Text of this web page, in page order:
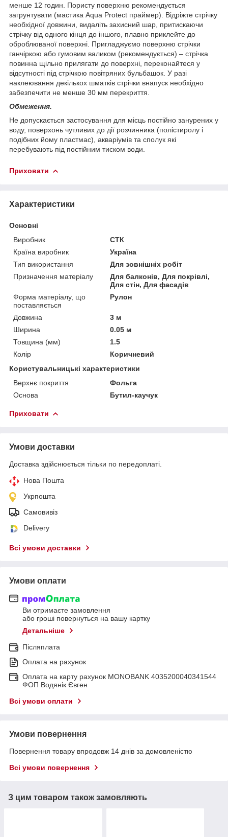
менше 12 годин. Пористу поверхню рекомендується
загрунтувати (мастика Aqua Protect праймер). Відріжте стрічку
необхідної довжини, видаліть захисний шар, притискаючи
стрічку від одного кінця до іншого, плавно приклейте до
оброблюваної поверхні. Пригладжуємо поверхню стрічки
ганчіркою або гумовим валиком (рекомендується) – стрічка
повинна щільно прилягати до поверхні, переконайтеся у
відсутності під стрічкою повітряних бульбашок. У разі
наклеювання декількох шматків стрічки внапуск необхідно
забезпечити не менше 30 мм перекриття.
Обмеження.
Не допускається застосування для місць постійно занурених у
воду, поверхонь чутливих до дії розчинника (полістиролу і
подібних йому пластмас), акваріумів та сполук які
перебувають під постійним тиском води.
Приховати
Характеристики
Основні
Виробник
СТК
Країна виробник
Україна
Тип використання
Для зовнішніх робіт
Призначення матеріалу
Для балконів, Для покрівлі,
Для стін, Для фасадів
Форма матеріалу, що
поставляється
Рулон
Довжина
3 м
Ширина
0.05 м
Товщина (мм)
1.5
Колір
Коричневий
Користувальницькі характеристики
Верхнє покриття
Фольга
Основа
Бутил-каучук
Приховати
Умови доставки
Доставка здійснюється тільки по передоплаті.
Нова Пошта
Укрпошта
Самовивіз
Delivery
Всі умови доставки
Умови оплати
Ви отримаєте замовлення
або гроші повернуться на вашу картку
Детальніше
Післяплата
Оплата на рахунок
Оплата на карту рахунок MONOBANK 4035200040341544
ФОП Водянік Євген
Всі умови оплати
Умови повернення
Повернення товару впродовж 14 днів за домовленістю
Всі умови повернення
З цим товаром також замовляють